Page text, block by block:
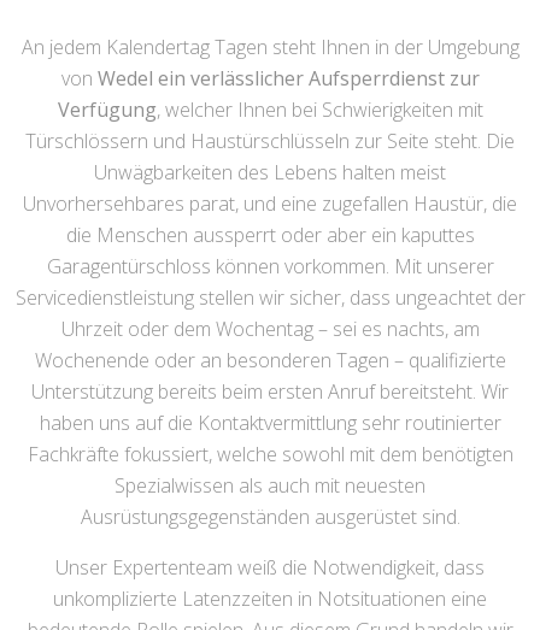
An jedem Kalendertag Tagen steht Ihnen in der Umgebung
von Wedel ein verlässlicher Aufsperrdienst zur
Verfügung, welcher Ihnen bei Schwierigkeiten mit
Türschlössern und Haustürschlüsseln zur Seite steht. Die
Unwägbarkeiten des Lebens halten meist
Unvorhersehbares parat, und eine zugefallen Haustür, die
die Menschen aussperrt oder aber ein kaputtes
Garagentürschloss können vorkommen. Mit unserer
Servicedienstleistung stellen wir sicher, dass ungeachtet der
Uhrzeit oder dem Wochentag – sei es nachts, am
Wochenende oder an besonderen Tagen – qualifizierte
Unterstützung bereits beim ersten Anruf bereitsteht. Wir
haben uns auf die Kontaktvermittlung sehr routinierter
Fachkräfte fokussiert, welche sowohl mit dem benötigten
Spezialwissen als auch mit neuesten
Ausrüstungsgegenständen ausgerüstet sind.
Unser Expertenteam weiß die Notwendigkeit, dass
unkomplizierte Latenzzeiten in Notsituationen eine